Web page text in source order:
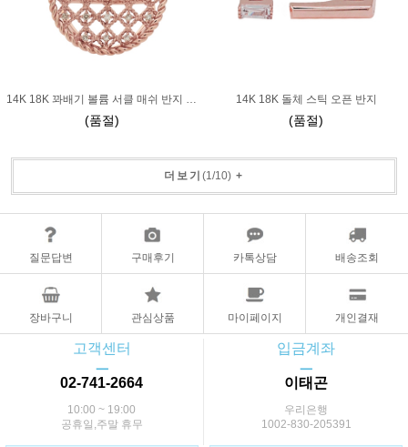
(품절)
14K 18K 돌체 스틱 오픈 반지
(품절)
더보기 (1 /10) +
질문답변 구매후기 카톡상담 배송조회
장바구니 관심상품 마이페이지 개인결재
고객센터
ㅡ
02-741-2664
10:00 ~ 19:00
공휴일,주말 휴무
입금계좌
ㅡ
이태곤
우리은행
1002-830-205391